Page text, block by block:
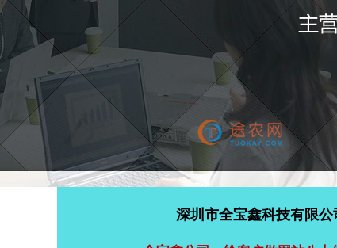
深圳市全宝鑫科技有限